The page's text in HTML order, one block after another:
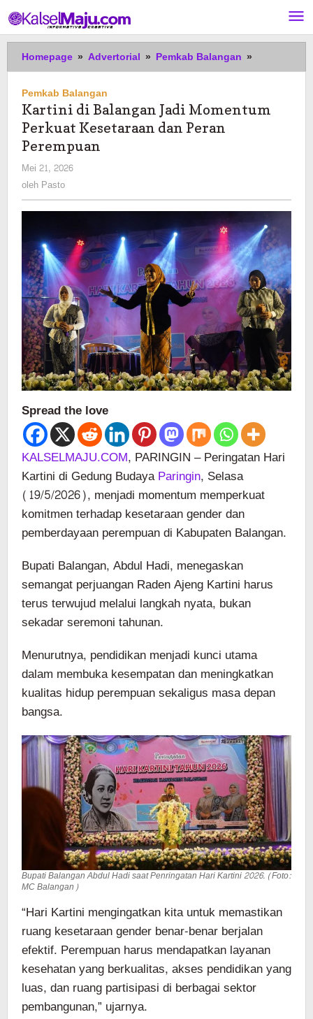
ke
konten
Homepage » Advertorial » Pemkab Balangan »
di
Momentum
Pemkab Balangan
Kartini di Balangan Jadi Momentum
Perkuat Kesetaraan dan Peran
Perempuan
Mei 21, 2026
oleh Pasto
Spread the love
KALSELMAJU.COM, PARINGIN – Peringatan Hari
Kartini di Gedung BudayaParingin, Selasa
(19/5/2026), menjadi momentum memperkuat
komitmen terhadap kesetaraan gender dan
pemberdayaan perempuan di Kabupaten Balangan.
Bupati Balangan, Abdul Hadi, menegaskan
semangat perjuangan Raden Ajeng Kartini harus
terus terwujud melalui langkah nyata, bukan
sekadar seremoni tahunan.
Menurutnya, pendidikan menjadi kunci utama
dalam membuka kesempatan dan meningkatkan
kualitas hidup perempuan sekaligus masa depan
bangsa.
Bupati Balangan Abdul Hadi saat Penringatan Hari Kartini 2026. (Foto:
MC Balangan)
“Hari Kartini mengingatkan kita untuk memastikan
ruang kesetaraan gender benar-benar berjalan
efektif. Perempuan harus mendapatkan layanan
kesehatan yang berkualitas, akses pendidikan yang
luas, dan ruang partisipasi di berbagai sektor
pembangunan,” ujarnya.